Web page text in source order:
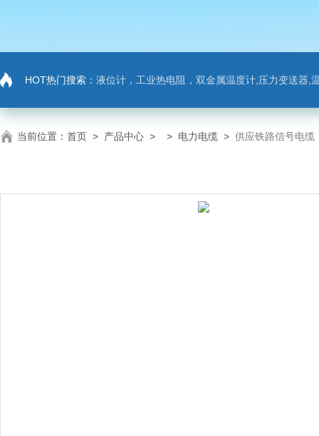
HOT热门搜索： 液位计，工业热电阻，双金属温度计,压力变送器,
当前位置： 首页 > 产品中心 > > 电力电缆 > 供应铁路信号电缆